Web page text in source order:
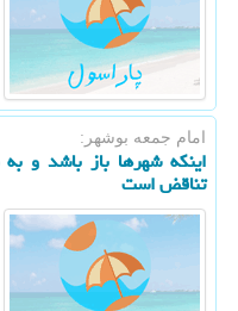
امام جمعه بوشهر:
اینكه شهرها باز باشد و
تناقض است